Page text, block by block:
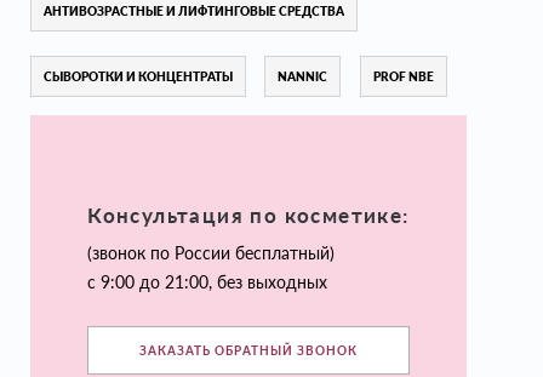
АНТИВОЗРАСТНЫЕ И ЛИФТИНГОВЫЕ СРЕДСТВА
СЫВОРОТКИ И КОНЦЕНТРАТЫ NANNIC PROF NBE
Консультация по косметике:
(звонок по России бесплатный)
с 9:00 до 21:00, без выходных
ЗАКАЗАТЬ ОБРАТНЫЙ ЗВОНОК